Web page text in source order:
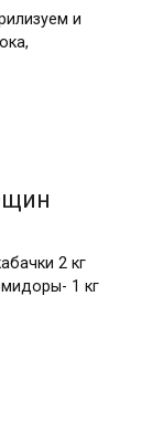
и
2 кг
1 кг